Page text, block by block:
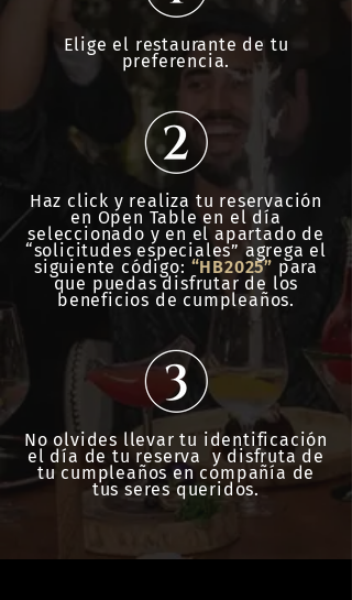
Elige el restaurante de tu
preferencia.
Haz click y realiza tu reservación
en Open Table en el día
seleccionado y en el apartado de
“solicitudes especiales” agrega el
siguiente código: “HB2025” para
que puedas disfrutar de los
beneficios de cumpleaños.
No olvides llevar tu identificación
el día de tu reserva y disfruta de
tu cumpleaños en compañía de
tus seres queridos.